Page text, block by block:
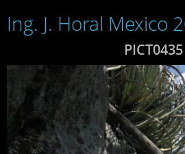
Ing. J. Horal Mexico
PICT0435